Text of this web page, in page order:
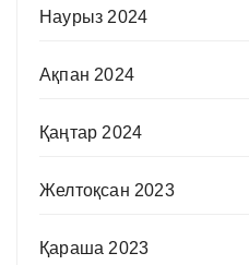
Наурыз 2024
Ақпан 2024
Қаңтар 2024
Желтоқсан 2023
Қараша 2023